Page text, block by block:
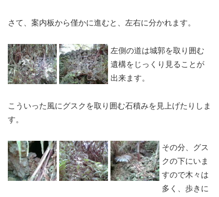
さて、案内板から僅かに進むと、左右に分かれます。
左側の道は城郭を取り囲む
遺構をじっくり見ることが
出来ます。
こういった風にグスクを取り囲む石積みを見上げたりしま
す。
その分、グス
クの下にいま
すので木々は
多く、歩きに